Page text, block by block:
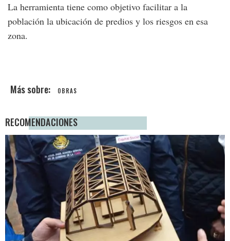
La herramienta tiene como objetivo facilitar a la
población la ubicación de predios y los riesgos en esa
zona.
OBRAS
RECOMENDACIONES